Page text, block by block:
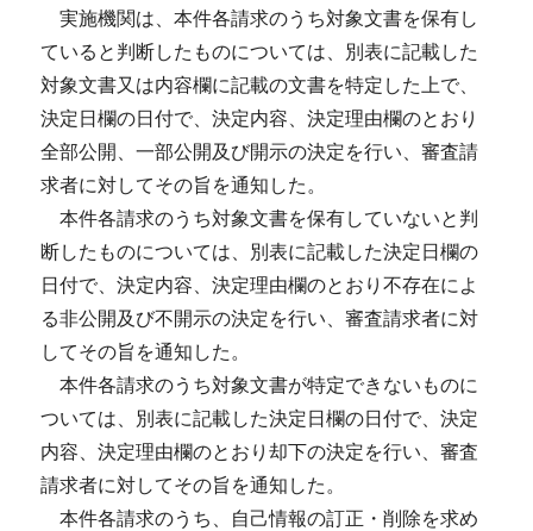
実施機関は、本件各請求のうち対象文書を保有し
ていると判断したものについては、別表に記載した
対象文書又は内容欄に記載の文書を特定した上で、
決定日欄の日付で、決定内容、決定理由欄のとおり
全部公開、一部公開及び開示の決定を行い、審査請
求者に対してその旨を通知した。
本件各請求のうち対象文書を保有していないと判
断したものについては、別表に記載した決定日欄の
日付で、決定内容、決定理由欄のとおり不存在によ
る非公開及び不開示の決定を行い、審査請求者に対
してその旨を通知した。
本件各請求のうち対象文書が特定できないものに
ついては、別表に記載した決定日欄の日付で、決定
内容、決定理由欄のとおり却下の決定を行い、審査
請求者に対してその旨を通知した。
本件各請求のうち、自己情報の訂正・削除を求め